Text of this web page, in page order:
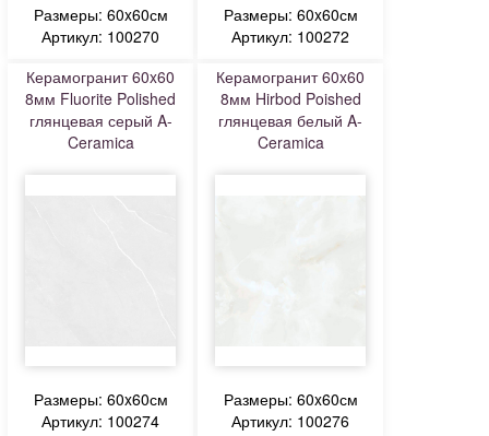
Размеры: 60x60см
Артикул: 100270
Размеры: 60x60см
Артикул: 100272
Керамогранит 60x60
8мм Fluorite Polished
глянцевая серый A-
Ceramica
Размеры: 60x60см
Артикул: 100274
Керамогранит 60x60
8мм Hirbod Poished
глянцевая белый A-
Ceramica
Размеры: 60x60см
Артикул: 100276